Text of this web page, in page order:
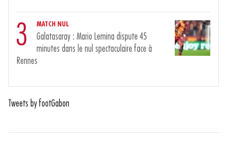
3 MATCH NUL
Galatasaray : Mario Lemina dispute 45
minutes dans le nul spectaculaire face à
Rennes
Tweets by footGabon